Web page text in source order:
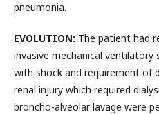
pneumonia.
EVOLUTION: The patient had
invasive mechanical
with shock and requirement of
renal injury which required
broncho-alveolar lavage were